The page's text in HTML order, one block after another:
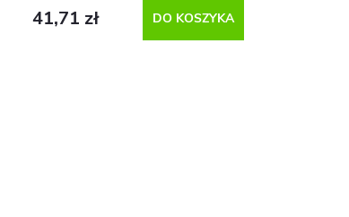
41,71 zł DO KOSZYKA